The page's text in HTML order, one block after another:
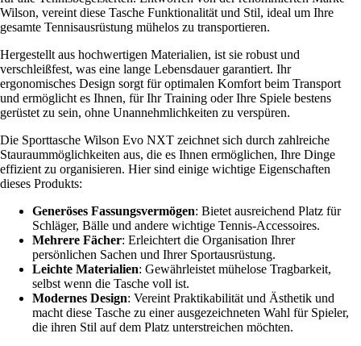
Wilson, vereint diese Tasche Funktionalität und Stil, ideal um Ihre
gesamte Tennisausrüstung mühelos zu transportieren.
Hergestellt aus hochwertigen Materialien, ist sie robust und
verschleißfest, was eine lange Lebensdauer garantiert. Ihr
ergonomisches Design sorgt für optimalen Komfort beim Transport
und ermöglicht es Ihnen, für Ihr Training oder Ihre Spiele bestens
gerüstet zu sein, ohne Unannehmlichkeiten zu verspüren.
Die Sporttasche Wilson Evo NXT zeichnet sich durch zahlreiche
Stauraummöglichkeiten aus, die es Ihnen ermöglichen, Ihre Dinge
effizient zu organisieren. Hier sind einige wichtige Eigenschaften
dieses Produkts:
Generöses Fassungsvermögen: Bietet ausreichend Platz für
Schläger, Bälle und andere wichtige Tennis-Accessoires.
Mehrere Fächer: Erleichtert die Organisation Ihrer
persönlichen Sachen und Ihrer Sportausrüstung.
Leichte Materialien: Gewährleistet mühelose Tragbarkeit,
selbst wenn die Tasche voll ist.
Modernes Design: Vereint Praktikabilität und Ästhetik und
macht diese Tasche zu einer ausgezeichneten Wahl für Spieler,
die ihren Stil auf dem Platz unterstreichen möchten.